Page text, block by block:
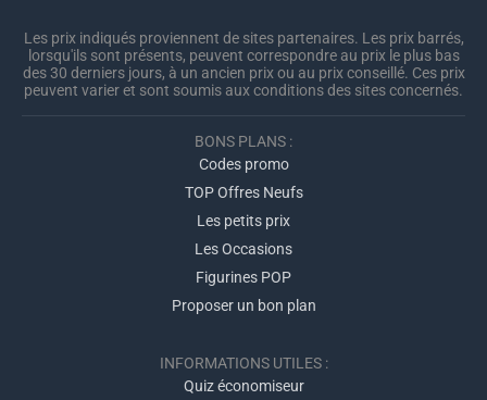
Les prix indiqués proviennent de sites partenaires. Les prix barrés,
lorsqu'ils sont présents, peuvent correspondre au prix le plus bas
des 30 derniers jours, à un ancien prix ou au prix conseillé. Ces prix
peuvent varier et sont soumis aux conditions des sites concernés.
BONS PLANS :
Codes promo
TOP Offres Neufs
Les petits prix
Les Occasions
Figurines POP
Proposer un bon plan
INFORMATIONS UTILES :
Quiz économiseur